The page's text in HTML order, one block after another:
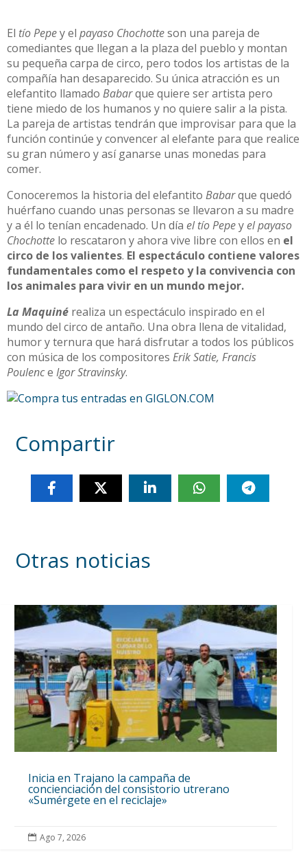
El tío Pepey el payaso Chochotteson una pareja de
comediantes que llegan a la plaza del pueblo y montan
su pequeña carpa de circo, pero todos los artistas de la
compañía han desaparecido. Su única atracción es un
elefantito llamado Babarque quiere ser artista pero
tiene miedo de los humanos y no quiere salir a la pista.
La pareja de artistas tendrán que improvisar para que la
función continúe y convencer al elefante para que realice
su gran número y así ganarse unas monedas para
comer.
Conoceremos la historia del elefantito Babarque quedó
huérfano cuando unas personas se llevaron a su madre
y a él lo tenían encadenado. Un día el tío Pepeyel payaso
Chochotte lo rescataron y ahora vive libre con ellos en el
circo de los valientes. El espectáculo contiene valores
fundamentales como el respeto y la convivencia con
los animales para vivir en un mundo mejor.
La Maquiné realiza un espectáculo inspirado en el
mundo del circo de antaño. Una obra llena de vitalidad,
humor y ternura que hará disfrutar a todos los públicos
con música de los compositores Erik Satie, Francis
Poulence Igor Stravinsky.
Compartir
Otras noticias
Inicia en Trajano la campaña de
concienciación del consistorio utrerano
«Sumérgete en el reciclaje»
 Ago 7, 2026